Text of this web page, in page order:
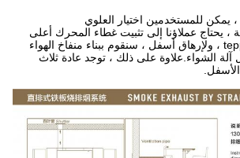
، يمكن للمستخدمين اختيار العلوي
، يحتاج عملاؤنا إلى تثبيت غطاء المحرك أعلى
طاولة الشواء teppanyaki ، ولإرهاق أسفل ، سنقوم ببناء منفاخ الهواء
آلة الشواء.علاوة على ذلك ، توجد عادة ثلاث